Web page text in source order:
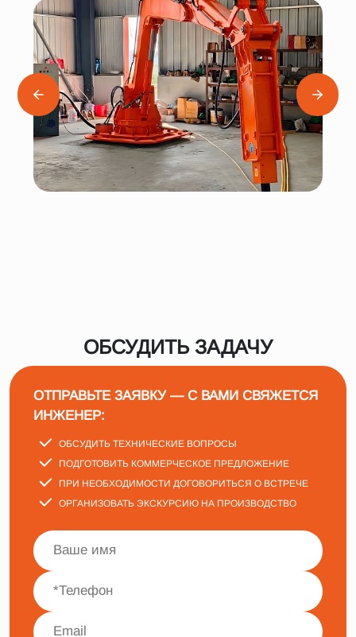
ОБСУДИТЬ ЗАДАЧУ
ОТПРАВЬТЕ ЗАЯВКУ — С ВАМИ СВЯЖЕТСЯ
ИНЖЕНЕР:
ОБСУДИТЬ ТЕХНИЧЕСКИЕ ВОПРОСЫ
ПОДГОТОВИТЬ КОММЕРЧЕСКОЕ ПРЕДЛОЖЕНИЕ
ПРИ НЕОБХОДИМОСТИ ДОГОВОРИТЬСЯ О ВСТРЕЧЕ
ОРГАНИЗОВАТЬ ЭКСКУРСИЮ НА ПРОИЗВОДСТВО